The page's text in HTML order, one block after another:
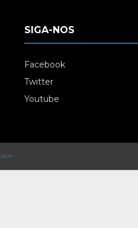
SIGA-NOS
Facebook
Twitter
Youtube